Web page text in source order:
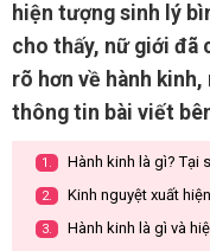
hiện tượng sinh lý
cho thấy, nữ giới đã
rõ hơn về hành
thông tin bài viết
1. Hành kinh là gì? Tại
2. Kinh nguyệt xuất
3. Hành kinh là gì và